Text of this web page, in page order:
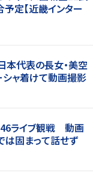
定【近畿インター
代表の長女・美空
ャ着けて動画撮影
46ライブ観戦 動画
固まって話せず